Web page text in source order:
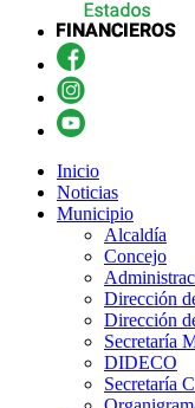
Inicio
Noticias
Municipio
Alcaldía
Concejo
Dirección
Dirección
Secretaría
DIDECO
Secretaría